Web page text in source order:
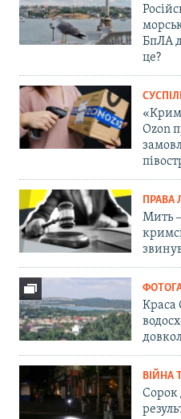
БпЛА
це?
«Крим
Ozon
Мить
Краса
ВІЙНА
Сорок